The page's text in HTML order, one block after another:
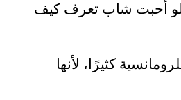
لو أحبت شاب تعرف كيف
كثيرًا، لأنها